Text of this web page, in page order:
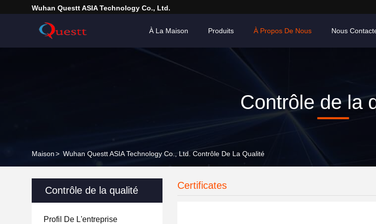
Wuhan Questt ASIA Technology Co., Ltd.
À La Maison Produits À Propos De Nous Nous
Contrôle de la
Maison> Wuhan Questt ASIA Technology Co., Ltd. Contrôle De La Qualité
Contrôle de la qualité
Profil De L'entreprise
Certificates